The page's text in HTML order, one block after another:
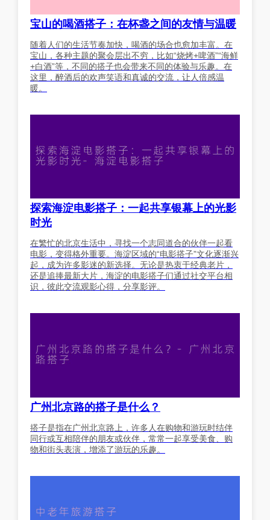
宝山的喝酒搭子：在杯盏之间的友情与温暖
随着人们的生活节奏加快，喝酒的场合也愈加丰富。在
宝山，各种主题的聚会层出不穷，比如“烧烤+啤酒”“海鲜
+白酒”等，不同的搭子也会带来不同的体验与乐趣。在
这里，醉酒后的欢声笑语和真诚的交流，让人倍感温
暖。
探索海淀电影搭子：一起共享银幕上的光影
时光
在繁忙的北京生活中，寻找一个志同道合的伙伴一起看
电影，变得格外重要。海淀区域的“电影搭子”文化逐渐兴
起，成为许多影迷的新选择。无论是热衷于经典老片，
还是追捧最新大片，海淀的电影搭子们通过社交平台相
识，彼此交流观影心得，分享影评。
广州北京路的搭子是什么？
搭子是指在广州北京路上，许多人在购物和游玩时结伴
同行或互相陪伴的朋友或伙伴，常常一起享受美食、购
物和街头表演，增添了游玩的乐趣。